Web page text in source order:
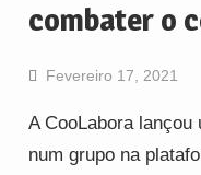
combater o
Fevereiro 17, 2021
A CooLabora lançou
num grupo na